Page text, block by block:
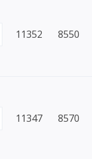
11352 8550
11347 8570